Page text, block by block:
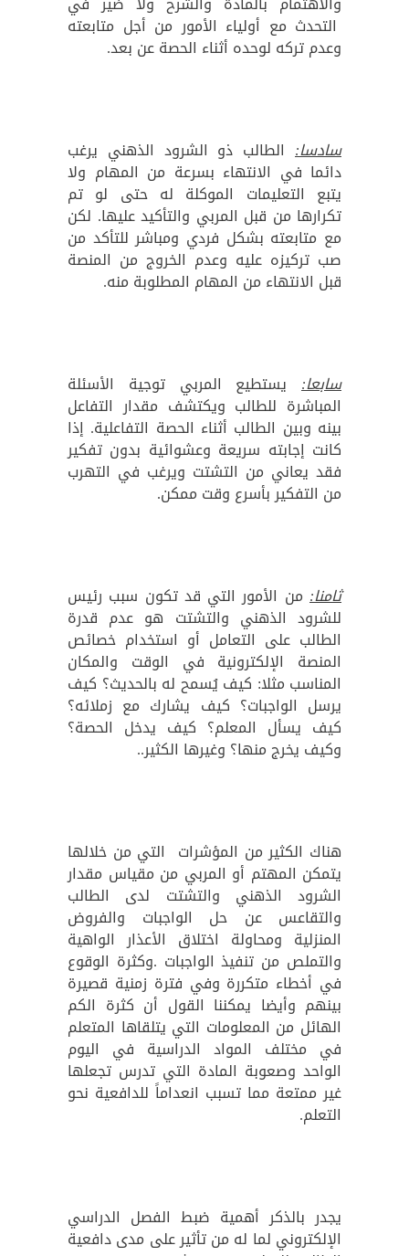
التحدث مع أولياء الأمور من أجل متابعته
وعدم تركه لوحده أثناء الحصة عن بعد.
سادسا: الطالب ذو الشرود الذهني يرغب
دائما في الانتهاء بسرعة من المهام ولا
يتبع التعليمات الموكلة له حتى لو تم
تكرارها من قبل المربي والتأكيد عليها. لكن
مع متابعته بشكل فردي ومباشر للتأكد من
صب تركيزه عليه وعدم الخروج من المنصة
قبل الانتهاء من المهام المطلوبة منه.
سابعا: يستطيع المربي توجية الأسئلة
المباشرة للطالب ويكتشف مقدار التفاعل
بينه وبين الطالب أثناء الحصة التفاعلية. إذا
كانت إجابته سريعة وعشوائية بدون تفكير
فقد يعاني من التشتت ويرغب في التهرب
من التفكير بأسرع وقت ممكن.
ثامنا: من الأمور التي قد تكون سبب رئيس
للشرود الذهني والتشتت هو عدم قدرة
الطالب على التعامل أو استخدام خصائص
المنصة الإلكترونية في الوقت والمكان
المناسب مثلا: كيف يُسمح له بالحديث؟ كيف
يرسل الواجبات؟ كيف يشارك مع زملائه؟
كيف يسأل المعلم؟ كيف يدخل الحصة؟
وكيف يخرج منها؟ وغيرها الكثير..
هناك الكثير من المؤشرات التي من خلالها
يتمكن المهتم أو المربي من مقياس مقدار
الشرود الذهني والتشتت لدى الطالب
والتقاعس عن حل الواجبات والفروض
المنزلية ومحاولة اختلاق الأعذار الواهية
والتملص من تنفيذ الواجبات .وكثرة الوقوع
في أخطاء متكررة وفي فترة زمنية قصيرة
بينهم وأيضا يمكننا القول أن كثرة الكم
الهائل من المعلومات التي يتلقاها المتعلم
في مختلف المواد الدراسية في اليوم
الواحد وصعوبة المادة التي تدرس تجعلها
غير ممتعة مما تسبب انعداماً للدافعية نحو
التعلم.
يجدر بالذكر أهمية ضبط الفصل الدراسي
الإلكتروني لما له من تأثير على مدى دافعية